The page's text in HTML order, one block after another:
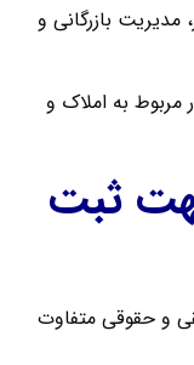
مدیریت بازرگانی و
مربوط به املاک و
ثبت
و حقوقی متفاوت